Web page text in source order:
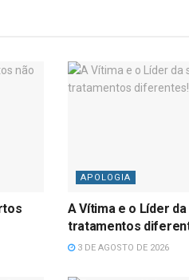
APOLOGIA
A Vítima e o Líder
tratamentos
3 DE AGOSTO DE 2026